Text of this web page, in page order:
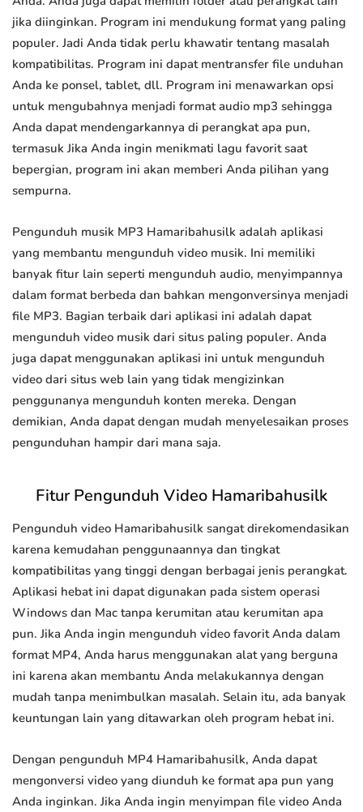
jika diinginkan. Program ini mendukung format yang paling
populer. Jadi Anda tidak perlu khawatir tentang masalah
kompatibilitas. Program ini dapat mentransfer file unduhan
Anda ke ponsel, tablet, dll. Program ini menawarkan opsi
untuk mengubahnya menjadi format audio mp3 sehingga
Anda dapat mendengarkannya di perangkat apa pun,
termasuk Jika Anda ingin menikmati lagu favorit saat
bepergian, program ini akan memberi Anda pilihan yang
sempurna.
Pengunduh musik MP3 Hamaribahusilk adalah aplikasi
yang membantu mengunduh video musik. Ini memiliki
banyak fitur lain seperti mengunduh audio, menyimpannya
dalam format berbeda dan bahkan mengonversinya menjadi
file MP3. Bagian terbaik dari aplikasi ini adalah dapat
mengunduh video musik dari situs paling populer. Anda
juga dapat menggunakan aplikasi ini untuk mengunduh
video dari situs web lain yang tidak mengizinkan
penggunanya mengunduh konten mereka. Dengan
demikian, Anda dapat dengan mudah menyelesaikan proses
pengunduhan hampir dari mana saja.
Fitur Pengunduh Video Hamaribahusilk
Pengunduh video Hamaribahusilk sangat direkomendasikan
karena kemudahan penggunaannya dan tingkat
kompatibilitas yang tinggi dengan berbagai jenis perangkat.
Aplikasi hebat ini dapat digunakan pada sistem operasi
Windows dan Mac tanpa kerumitan atau kerumitan apa
pun. Jika Anda ingin mengunduh video favorit Anda dalam
format MP4, Anda harus menggunakan alat yang berguna
ini karena akan membantu Anda melakukannya dengan
mudah tanpa menimbulkan masalah. Selain itu, ada banyak
keuntungan lain yang ditawarkan oleh program hebat ini.
Dengan pengunduh MP4 Hamaribahusilk, Anda dapat
mengonversi video yang diunduh ke format apa pun yang
Anda inginkan. Jika Anda ingin menyimpan file video Anda